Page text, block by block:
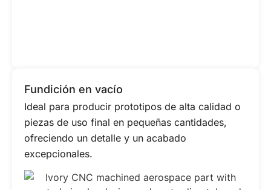
Fundición en vacío
Ideal para producir prototipos de alta calidad o
piezas de uso final en pequeñas cantidades,
ofreciendo un detalle y un acabado
excepcionales.